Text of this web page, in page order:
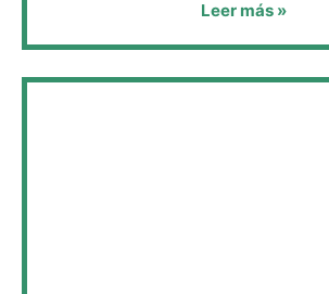
Leer más »